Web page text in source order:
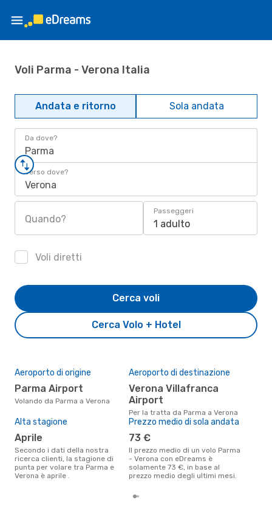
Voli Parma - Verona Italia
Andata e ritorno Sola andata
Da dove?
Parma
Verso dove?
Verona
Quando?
Passeggeri
1 adulto
Voli diretti
Cerca Volo + Hotel
Cerca voli
Aeroporto di origine
Parma Airport
Volando da Parma a Verona
Aeroporto di destinazione
Verona Villafranca
Airport
Per la tratta da Parma a Verona
Alta stagione
aprile
Secondo i dati della nostra
ricerca clienti, la stagione di
punta per volare tra Parma e
Verona è aprile .
Prezzo medio di sola andata
73 €
Il prezzo medio di un volo Parma
- Verona con eDreams è
solamente 73 €, in base al
prezzo medio degli ultimi mesi.